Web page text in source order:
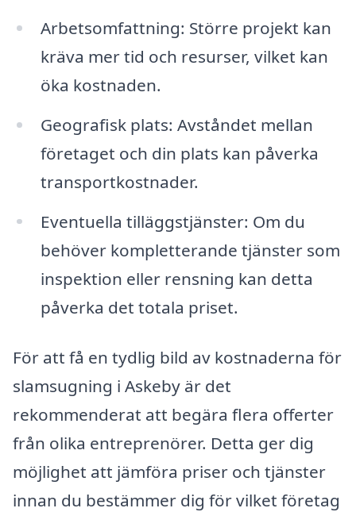
Arbetsomfattning: Större projekt kan
kräva mer tid och resurser, vilket kan
öka kostnaden.
Geografisk plats: Avståndet mellan
företaget och din plats kan påverka
transportkostnader.
Eventuella tilläggstjänster: Om du
behöver kompletterande tjänster som
inspektion eller rensning kan detta
påverka det totala priset.
För att få en tydlig bild av kostnaderna för
slamsugning i Askeby är det
rekommenderat att begära flera offerter
från olika entreprenörer. Detta ger dig
möjlighet att jämföra priser och tjänster
innan du bestämmer dig för vilket företag